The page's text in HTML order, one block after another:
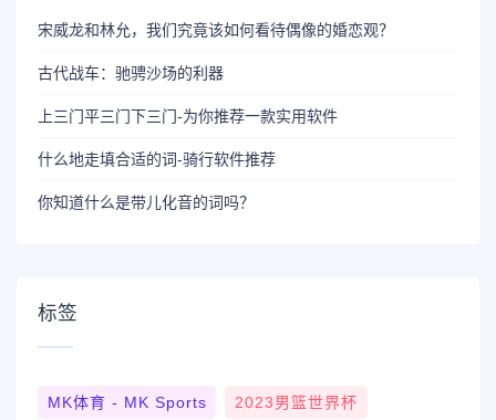
宋威龙和林允，我们究竟该如何看待偶像的婚恋观？
古代战车：驰骋沙场的利器
上三门平三门下三门-为你推荐一款实用软件
什么地走填合适的词-骑行软件推荐
你知道什么是带儿化音的词吗？
标签
MK体育 - MK Sports 2023男篮世界杯